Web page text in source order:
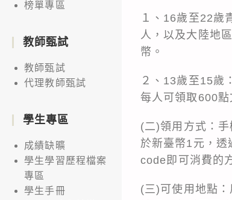
１、16歲至22歲
人，以及大陸地
幣。
２、13歲至15歲
每人可領取600點
(二)領用方式：
於新臺幣1元，
code即可消費的
(三)可使用地點
榜單專區
教師甄試
教師甄試
代理教師甄試
學生專區
成績缺曠
學生學習歷程檔案
專區
學生手冊